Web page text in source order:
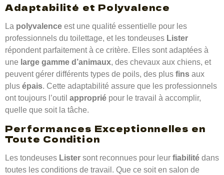
Adaptabilité et Polyvalence
La polyvalence est une qualité essentielle pour les
professionnels du toilettage, et les tondeuses Lister
répondent parfaitement à ce critère. Elles sont adaptées à
une large gamme d’animaux, des chevaux aux chiens, et
peuvent gérer différents types de poils, des plus fins aux
plus épais. Cette adaptabilité assure que les professionnels
ont toujours l’outil approprié pour le travail à accomplir,
quelle que soit la tâche.
Performances Exceptionnelles en
Toute Condition
Les tondeuses Lister sont reconnues pour leur fiabilité dans
toutes les conditions de travail. Que ce soit en salon de